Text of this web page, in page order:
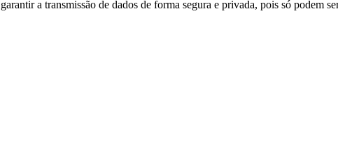
a transmissão de dados de forma segura e privada, pois só podem